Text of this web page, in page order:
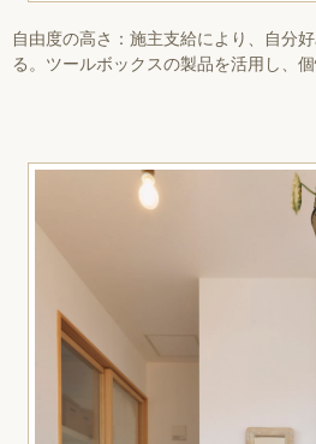
自由度の高さ：施主支給により、自分
る。ツールボックスの製品を活用し、個